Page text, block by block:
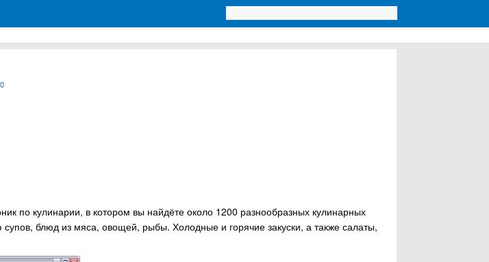
0
по кулинарии, в котором вы найдёте около 1200 разнообразных кулинарных
супов, блюд из мяса, овощей, рыбы. Холодные и горячие закуски, а также салаты,